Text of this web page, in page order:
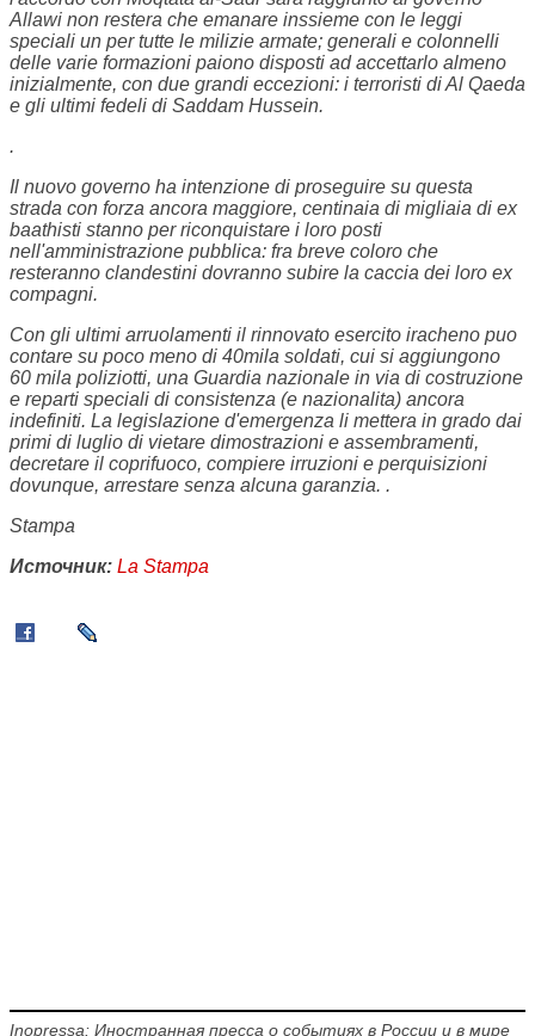
Allawi non restera che emanare inssieme con le leggi
speciali un per tutte le milizie armate; generali e colonnelli
delle varie formazioni paiono disposti ad accettarlo almeno
inizialmente, con due grandi eccezioni: i terroristi di Al Qaeda
e gli ultimi fedeli di Saddam Hussein.
.
Il nuovo governo ha intenzione di proseguire su questa
strada con forza ancora maggiore, centinaia di migliaia di ex
baathisti stanno per riconquistare i loro posti
nell'amministrazione pubblica: fra breve coloro che
resteranno clandestini dovranno subire la caccia dei loro ex
compagni.
Con gli ultimi arruolamenti il rinnovato esercito iracheno puo
contare su poco meno di 40mila soldati, cui si aggiungono
60 mila poliziotti, una Guardia nazionale in via di costruzione
e reparti speciali di consistenza (e nazionalita) ancora
indefiniti. La legislazione d'emergenza li mettera in grado dai
primi di luglio di vietare dimostrazioni e assembramenti,
decretare il coprifuoco, compiere irruzioni e perquisizioni
dovunque, arrestare senza alcuna garanzia. .
Stampa
Источник: La Stampa
Inopressa: Иностранная пресса о событиях в России и в мире